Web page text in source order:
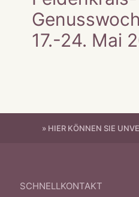
17.-24. Mai
» HIER KÖNNEN SIE
SCHNELLKONTAKT